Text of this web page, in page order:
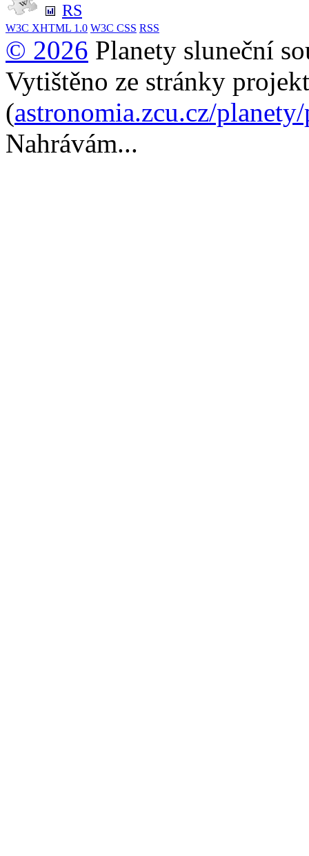
RS
W3C XHTML 1.0 W3C CSS RSS
© 2026 Planety sluneční
Vytištěno ze stránky
(astronomia.zcu.cz/
Nahrávám...